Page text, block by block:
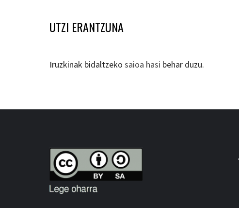
UTZI ERANTZUNA
Iruzkinak bidaltzeko saioa hasi behar duzu.